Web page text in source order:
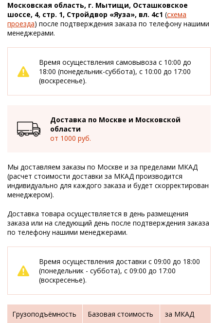
Московская область, г. Мытищи, Осташковское
шоссе, 4, стр. 1, Стройдвор «Яуза», вл. 4с1 (схема
проезда) после подтверждения заказа по телефону нашими
менеджерами.
Время осуществления самовывоза с 10:00 до
18:00 (понедельник-суббота), с 10:00 до 17:00
(воскресенье).
Доставка по Москве и Московской
области
от 1000 руб.
Мы доставляем заказы по Москве и за пределами МКАД
(расчет стоимости доставки за МКАД производится
индивидуально для каждого заказа и будет скорректирован
менеджером).
Доставка товара осуществляется в день размещения
заказа или на следующий день после подтверждения заказа
по телефону нашими менеджерами.
Время осуществления доставки с 09:00 до 18:00
(понедельник - суббота), с 09:00 до 17:00
(воскресенье).
Грузоподъёмность Базовая стоимость за МКАД